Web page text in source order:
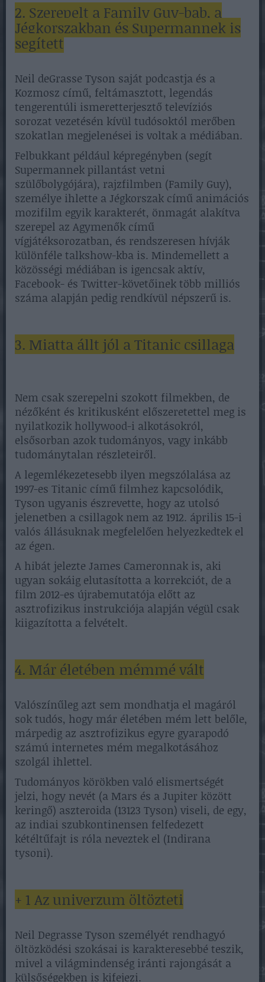
2. Szerepelt a Family Guy-bab, a
Jégkorszakban és Supermannek is
segített
Neil deGrasse Tyson saját podcastja és a
Kozmosz című, feltámasztott, legendás
tengerentúli ismeretterjesztő televíziós
sorozat vezetésén kívül tudósoktól merőben
szokatlan megjelenései is voltak a médiában.
Felbukkant például képregényben (segít
Supermannek pillantást vetni
szülőbolygójára), rajzfilmben (Family Guy),
személye ihlette a Jégkorszak című animációs
mozifilm egyik karakterét, önmagát alakítva
szerepel az Agymenők című
vígjátéksorozatban, és rendszeresen hívják
különféle talkshow-kba is. Mindemellett a
közösségi médiában is igencsak aktív,
Facebook- és Twitter-követőinek több milliós
száma alapján pedig rendkívül népszerű is.
3. Miatta állt jól a Titanic csillaga
Nem csak szerepelni szokott filmekben, de
nézőként és kritikusként előszeretettel meg is
nyilatkozik hollywood-i alkotásokról,
elsősorban azok tudományos, vagy inkább
tudománytalan részleteiről.
A legemlékezetesebb ilyen megszólalása az
1997-es Titanic című filmhez kapcsolódik,
Tyson ugyanis észrevette, hogy az utolsó
jelenetben a csillagok nem az 1912. április 15-i
valós állásuknak megfelelően helyezkedtek el
az égen.
A hibát jelezte James Cameronnak is, aki
ugyan sokáig elutasította a korrekciót, de a
film 2012-es újrabemutatója előtt az
asztrofizikus instrukciója alapján végül csak
kiigazította a felvételt.
4. Már életében mémmé vált
Valószínűleg azt sem mondhatja el magáról
sok tudós, hogy már életében mém lett belőle,
márpedig az asztrofizikus egyre gyarapodó
számú internetes mém megalkotásához
szolgál ihlettel.
Tudományos körökben való elismertségét
jelzi, hogy nevét (a Mars és a Jupiter között
keringő) aszteroida (13123 Tyson) viseli, de egy,
az indiai szubkontinensen felfedezett
kétéltűfajt is róla neveztek el (Indirana
tysoni).
+ 1 Az univerzum öltözteti
Neil Degrasse Tyson személyét rendhagyó
öltözködési szokásai is karakteresebbé teszik,
mivel a világmindenség iránti rajongását a
külsőségekben is kifejezi.